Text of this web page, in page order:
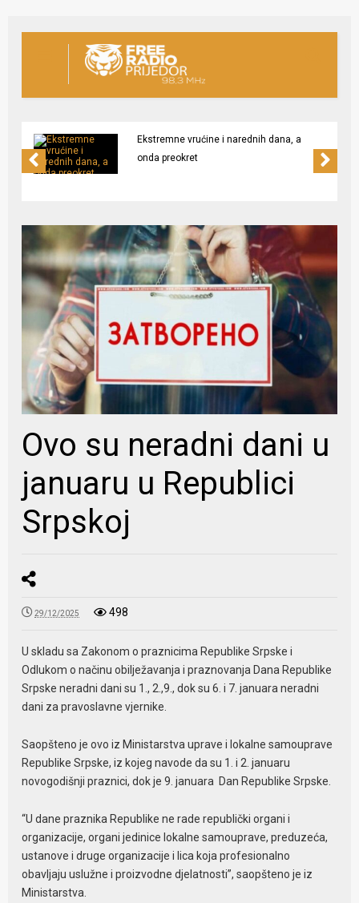
Ekstremne vrućine i narednih dana, a
onda preokret
Ovo su neradni dani u
januaru u Republici
Srpskoj
29/12/2025 498
U skladu sa Zakonom o praznicima Republike Srpske i
Odlukom o načinu obilježavanja i praznovanja Dana Republike
Srpske neradni dani su 1., 2.,9., dok su 6. i 7. januara neradni
dani za pravoslavne vjernike.
Saopšteno je ovo iz Ministarstva uprave i lokalne samouprave
Republike Srpske, iz kojeg navode da su 1. i 2. januaru
novogodišnji praznici, dok je 9. januara Dan Republike Srpske.
“U dane praznika Republike ne rade republički organi i
organizacije, organi jedinice lokalne samouprave, preduzeća,
ustanove i druge organizacije i lica koja profesionalno
obavljaju uslužne i proizvodne djelatnosti”, saopšteno je iz
Ministarstva.